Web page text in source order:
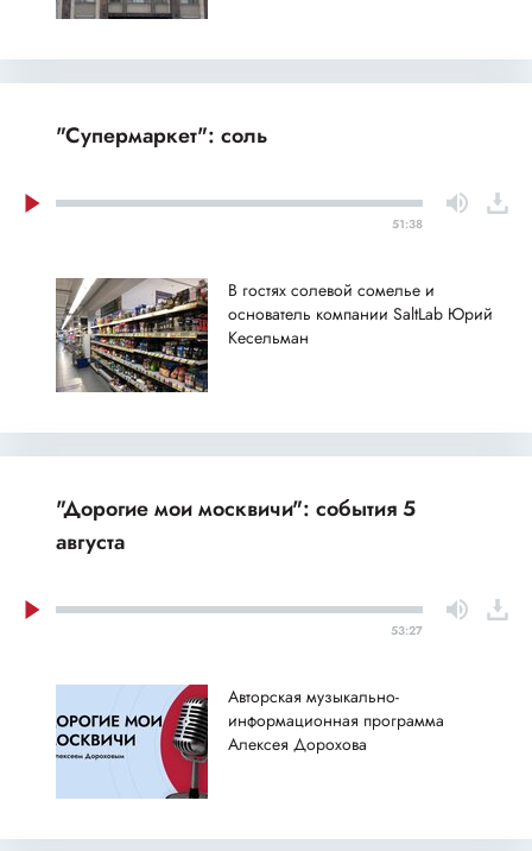
"Супермаркет": соль
51:38
В гостях солевой сомелье и
основатель компании SaltLab Юрий
Кесельман
"Дорогие мои москвичи": события 5
августа
53:27
Авторская музыкально-
информационная программа
Алексея Дорохова